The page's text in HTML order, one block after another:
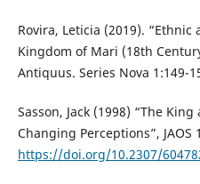
Rovira, Leticia (2019).
Kingdom of Mari (18th
Antiquus. Series Nova 1:149-
Sasson, Jack (1998) “The
Changing Perceptions”, JAOS
https://doi.org/10.2307/